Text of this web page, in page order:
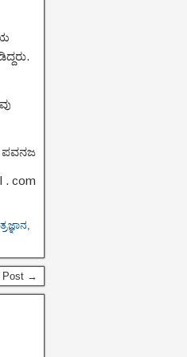
ಪವನಜ
. com
,
Post →